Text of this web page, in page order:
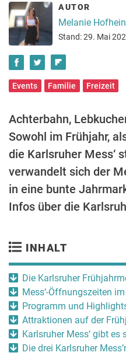
AUTOR
Melanie
Stand: 29. Mai
Events Familie Freizeit
Achterbahn,
Sowohl im Frühjahr,
die Karlsruher Mess‘
verwandelt sich der
in eine bunte
Infos über die
INHALT
Die Karlsruher
Mess‘-Öffnungszeiten
Programm und
Attraktionen auf der
Karlsruher Mess‘ gibt es
Die drei Karlsruher